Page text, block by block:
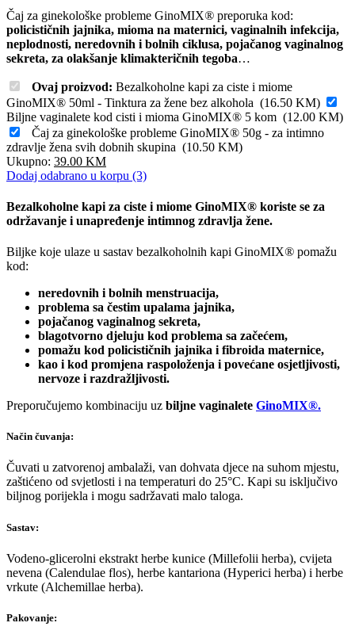
Čaj za ginekološke probleme GinoMIX® preporuka kod:
policističnih jajnika, mioma na maternici, vaginalnih infekcija,
neplodnosti, neredovnih i bolnih ciklusa, pojačanog vaginalnog
sekreta, za olakšanje klimakteričnih tegoba…
Ovaj proizvod: Bezalkoholne kapi za ciste i miome
GinoMIX® 50ml - Tinktura za žene bez alkohola (16.50 KM)
Biljne vaginalete kod cisti i mioma GinoMIX® 5 kom (12.00 KM)
Čaj za ginekološke probleme GinoMIX® 50g - za intimno
zdravlje žena svih dobnih skupina (10.50 KM)
Ukupno: 39.00 KM
Dodaj odabrano u korpu (3)
Bezalkoholne kapi za ciste i miome GinoMIX® koriste se za
održavanje i unapređenje intimnog zdravlja žene.
Biljke koje ulaze u sastav bezalkoholnih kapi GinoMIX® pomažu
kod:
neredovnih i bolnih menstruacija,
problema sa čestim upalama jajnika,
pojačanog vaginalnog sekreta,
blagotvorno djeluju kod problema sa začećem,
pomažu kod policističnih jajnika i fibroida maternice,
kao i kod promjena raspoloženja i povećane osjetljivosti,
nervoze i razdražljivosti.
Preporučujemo kombinaciju uz biljne vaginalete GinoMIX®.
Način čuvanja:
Čuvati u zatvorenoj ambalaži, van dohvata djece na suhom mjestu,
zaštićeno od svjetlosti i na temperaturi do 25°C. Kapi su isključivo
biljnog porijekla i mogu sadržavati malo taloga.
Sastav:
Vodeno-glicerolni ekstrakt herbe kunice (Millefolii herba), cvijeta
nevena (Calendulae flos), herbe kantariona (Hyperici herba) i herbe
vrkute (Alchemillae herba).
Pakovanje: